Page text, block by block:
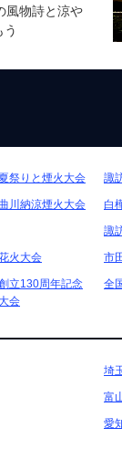
風物詩と涼や
祭りと煙火大会 諏
川納涼煙火大会 白
諏
火大会 市
立130周年記念
会
全
埼
富
愛